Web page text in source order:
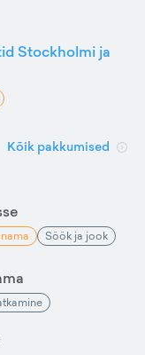
Stockholmi ja
Kõik pakkumised
Söök ja jook